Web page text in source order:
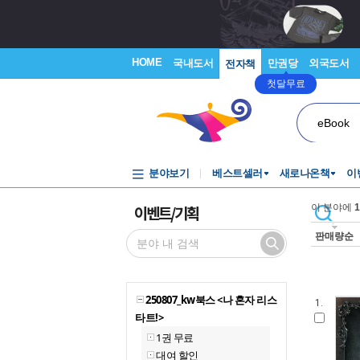
HOME 국내도서 전자책 만권당
첫달무료
외국도서
eBook
분야보기 베스트셀러 새로나온책 이
이벤트/기획
250807_kw북스 <나 혼자 리스
타트!>
1권 무료
대여 할인
이 분야에
판매량순
1.